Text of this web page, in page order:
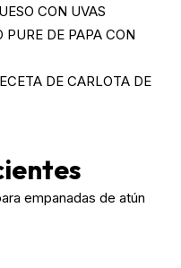
CON UVAS
PURE DE PAPA CON
DE CARLOTA DE
empanadas de atún